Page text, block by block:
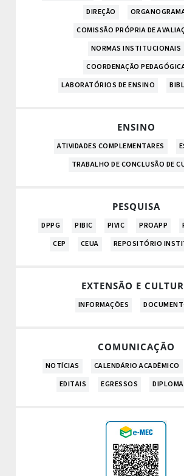
DIREÇÃO
COMISSÃO PRÓPRIA DE
NORMAS INSTITUCIONAIS
COORDENAÇÃO
LABORATÓRIOS DE ENSINO
ENSINO
ATIVIDADES COMPLEMENTARES
TRABALHO DE CONCLUSÃO DE
PESQUISA
DPPG PIBIC PIVIC PROAPP
CEP
CEUA REPOSITÓRIO
EXTENSÃO E
INFORMAÇÕES
COMUNICAÇÃO
NOTÍCIAS CALENDÁRIO ACADÊMICO
EDITAIS
EGRESSOS